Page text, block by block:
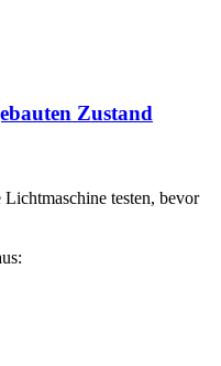
Zustand
testen, bevor